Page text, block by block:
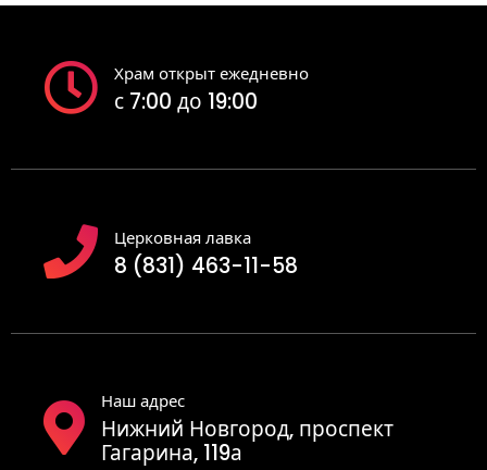
Храм открыт ежедневно
с 7:00 до 19:00
Церковная лавка
8 (831) 463-11-58
Наш адрес
Нижний Новгород, проспект
Гагарина, 119а